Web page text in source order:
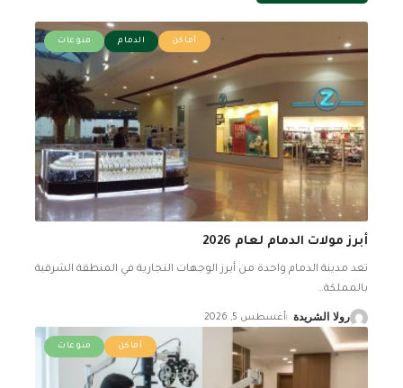
أماكن الدمام منوعات
أبرز مولات الدمام لعام 2026
تعد مدينة الدمام واحدة من أبرز الوجهات التجارية في المنطقة الشرقية
بالمملكة…
رولا الشريدة أغسطس 5, 2026
أماكن منوعات